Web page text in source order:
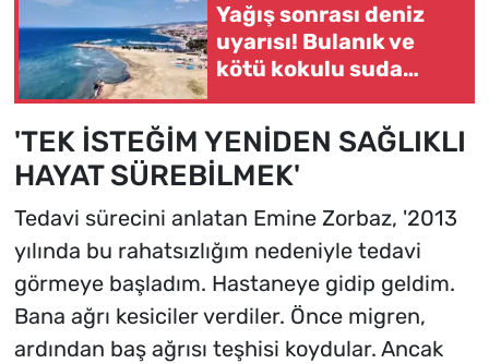
Yağış sonrası deniz
uyarısı! Bulanık ve
kötü kokulu suda
'TEK İSTEĞİM YENİDEN SAĞLIKLI
HAYAT SÜREBİLMEK'
Tedavi sürecini anlatan Emine Zorbaz, '2013
yılında bu rahatsızlığım nedeniyle tedavi
görmeye başladım. Hastaneye gidip geldim.
Bana ağrı kesiciler verdiler. Önce migren,
ardından baş ağrısı teşhisi koydular. Ancak